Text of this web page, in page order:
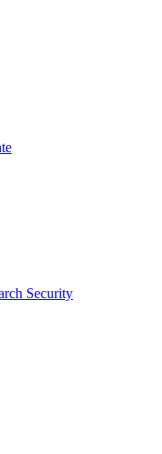
Security